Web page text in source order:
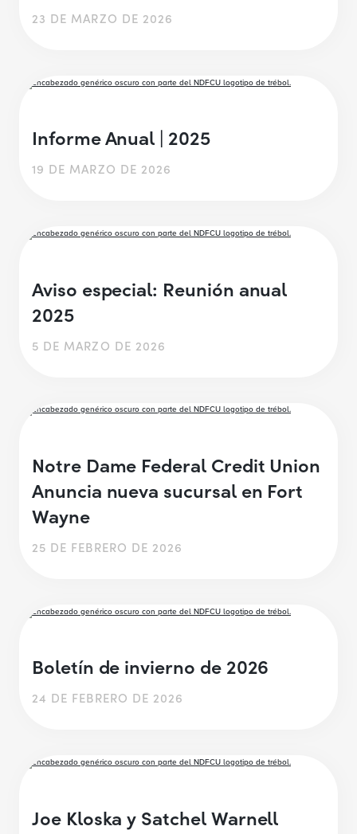
23 DE MARZO DE 2026
Informe Anual | 2025
19 DE MARZO DE 2026
Aviso especial: Reunión anual
2025
5 DE MARZO DE 2026
Notre Dame Federal Credit Union
Anuncia nueva sucursal en Fort
Wayne
25 DE FEBRERO DE 2026
Boletín de invierno de 2026
24 DE FEBRERO DE 2026
Joe Kloska y Satchel Warnell